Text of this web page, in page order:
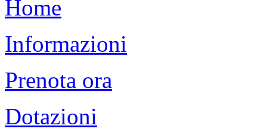
Home
Informazioni
Prenota ora
Dotazioni